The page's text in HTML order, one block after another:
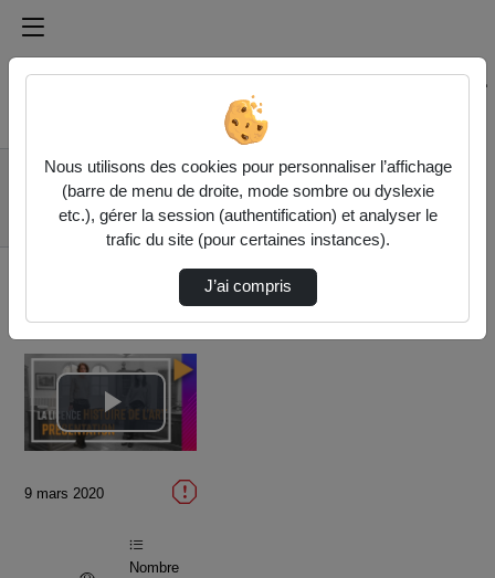
Médiathèque de l'université Paris
Rechercher un média sur Médiathèque de l'université
Accueil
Vidéos
Les métiers du
patrimoine culturel -
Parcour…
Lire
vidéo
9 mars 2020
Nombre
Nous utilisons des cookies pour personnaliser l’affichage
(barre de menu de droite, mode sombre ou dyslexie
etc.), gérer la session (authentification) et analyser le
trafic du site (pour certaines instances).
J’ai compris